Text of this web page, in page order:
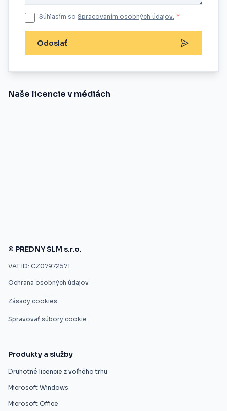
Súhlasím so Spracovaním osobných údajov. *
Odoslať
Naše licencie v médiách
© PREDNY SLM s.r.o.
VAT ID: CZ07972571
Ochrana osobných údajov
Zásady cookies
Spravovať súbory cookie
Produkty a služby
Druhotné licencie z voľného trhu
Microsoft Windows
Microsoft Office